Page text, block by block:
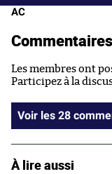
AC
Commentaires
Les membres ont
Participez à la
Voir les 28
À lire aussi